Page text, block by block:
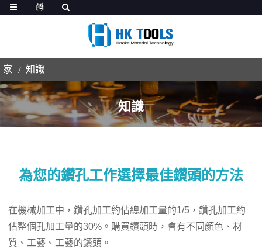
家 知識
知識
為您的鑽孔工作選擇最佳鑽頭的方法
在機械加工中，鑽孔加工約佔總加工量的1/5，鑽孔加工約
佔整個孔加工量的30%。購買鑽頭時，會有不同顏色、材
質、工藝、工藝的鑽頭。